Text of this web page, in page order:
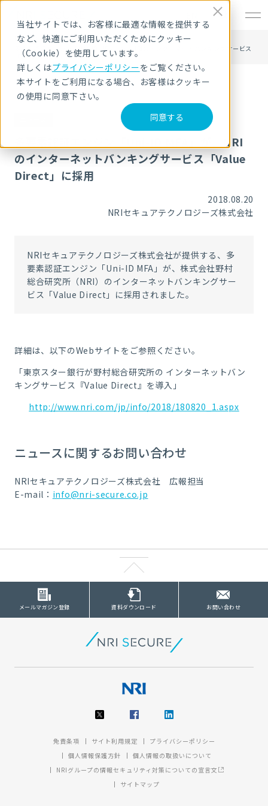
当社サイトでは、お客様に最適な情報を提供する
など、快適にご利用いただくためにクッキー
（Cookie）を使用しています。
詳しくはプライバシーポリシーをご覧ください。
本サイトをご利用になる場合、お客様はクッキー
の使用に同意下さい。
同意する
HOME
ニュース・トピックス
多要素認証エンジン「Uni-ID MFA」が、NRIのインターネットバンキングサービス
「Value Direct」に採用
多要素認証エンジン「Uni-ID MFA」が、NRI
のインターネットバンキングサービス「Value
Direct」に採用
2018.08.20
NRIセキュアテクノロジーズ株式会社
NRIセキュアテクノロジーズ株式会社が提供する、多
要素認証エンジン「Uni-ID MFA」が、株式会社野村
総合研究所（NRI）のインターネットバンキングサー
ビス「Value Direct」に採用されました。
詳細は、以下のWebサイトをご参照ください。
「東京スター銀行が野村総合研究所の インターネットバン
キングサービス『Value Direct』を導入」
http://www.nri.com/jp/info/2018/180820_1.aspx
ニュースに関するお問い合わせ
NRIセキュアテクノロジーズ株式会社 広報担当
E-mail： info@nri-secure.co.jp
メールマガジン登録 資料ダウンロード お問い合わせ
免責条項 サイト利用規定
プライバシーポリシー
個人情報保護方針
個人情報の取扱いについて
NRIグループの情報セキュリティ対策についての宣言文
サイトマップ